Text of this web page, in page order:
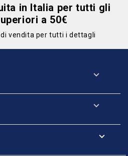
in Italia per tutti gli
a 50€
vendita per tutti i dettagli


